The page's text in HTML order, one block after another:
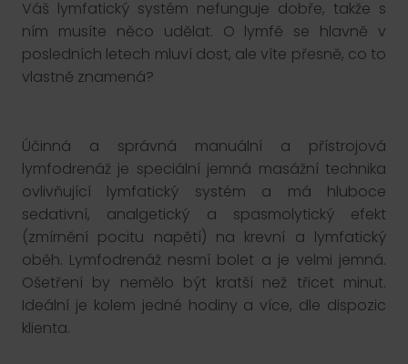
Váš lymfatický systém nefunguje dobře, takže s
ním musíte něco udělat. O lymfě se hlavně v
posledních letech mluví dost, ale víte přesně, co to
vlastně znamená?
Účinná a správná manuální a přístrojová
lymfodrenáž je speciální jemná masážní technika
ovlivňující lymfatický systém a má hluboce
sedativní, analgetický a spasmolytický efekt
(zmírnění pocitu napětí) na krevní a lymfatický
oběh. Lymfodrenáž nesmí bolet a je velmi jemná.
Ošetření by nemělo být kratší než třicet minut.
Ideální je kolem jedné hodiny a více, dle dispozic
klienta.